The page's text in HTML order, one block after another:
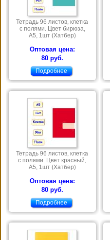
Тетрадь 96 листов, клетка
с полями. Цвет бирюза,
А5, 1шт (Хатбер)
Оптовая цена:
80 руб.
Подробнее
Тетрадь 96 листов, клетка
с полями. Цвет красный,
А5, 1шт (Хатбер)
Оптовая цена:
80 руб.
Подробнее